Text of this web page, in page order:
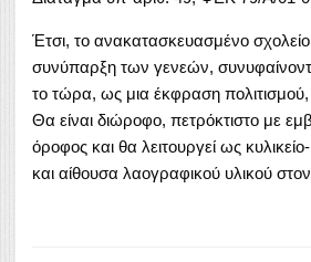
Έτσι, το ανακατασκευασμένο
συνύπαρξη των γενεών,
το τώρα, ως μια έκφραση πολιτισμού,
Θα είναι διώροφο, πετρόκτιστο με
όροφος και θα λειτουργεί ως
και αίθουσα λαογραφικού υλικού